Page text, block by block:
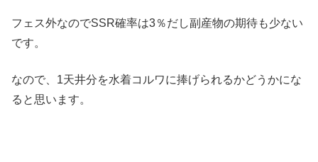
フェス外なのでSSR確率は3％だし副産物の期待も少ない
です。
なので、1天井分を水着コルワに捧げられるかどうかにな
ると思います。